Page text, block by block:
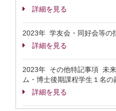
詳細を見る
2023年 学友会・同好会等の
詳細を見る
2023年 その他特記事項 未
ム・博士後期課程学生１名
詳細を見る